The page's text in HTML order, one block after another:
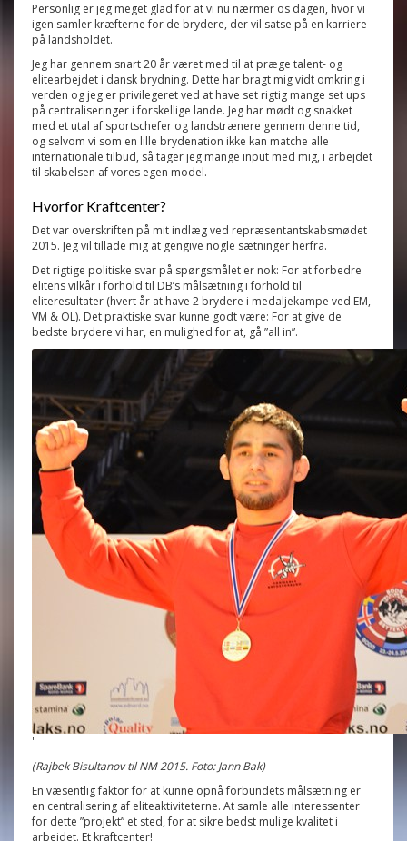
Personlig er jeg meget glad for at vi nu nærmer os dagen, hvor vi
igen samler kræfterne for de brydere, der vil satse på en karriere
på landsholdet.
Jeg har gennem snart 20 år været med til at præge talent- og
elitearbejdet i dansk brydning. Dette har bragt mig vidt omkring i
verden og jeg er privilegeret ved at have set rigtig mange set ups
på centraliseringer i forskellige lande. Jeg har mødt og snakket
med et utal af sportschefer og landstrænere gennem denne tid,
og selvom vi som en lille brydenation ikke kan matche alle
internationale tilbud, så tager jeg mange input med mig, i arbejdet
til skabelsen af vores egen model.
Hvorfor Kraftcenter?
Det var overskriften på mit indlæg ved repræsentantskabsmødet
2015. Jeg vil tillade mig at gengive nogle sætninger herfra.
Det rigtige politiske svar på spørgsmålet er nok: For at forbedre
elitens vilkår i forhold til DB’s målsætning i forhold til
eliteresultater (hvert år at have 2 brydere i medaljekampe ved EM,
VM & OL). Det praktiske svar kunne godt være: For at give de
bedste brydere vi har, en mulighed for at, gå ”all in”.
'
(Rajbek Bisultanov til NM 2015. Foto: Jann Bak)
En væsentlig faktor for at kunne opnå forbundets målsætning er
en centralisering af eliteaktiviteterne. At samle alle interessenter
for dette ”projekt” et sted, for at sikre bedst mulige kvalitet i
arbejdet. Et kraftcenter!